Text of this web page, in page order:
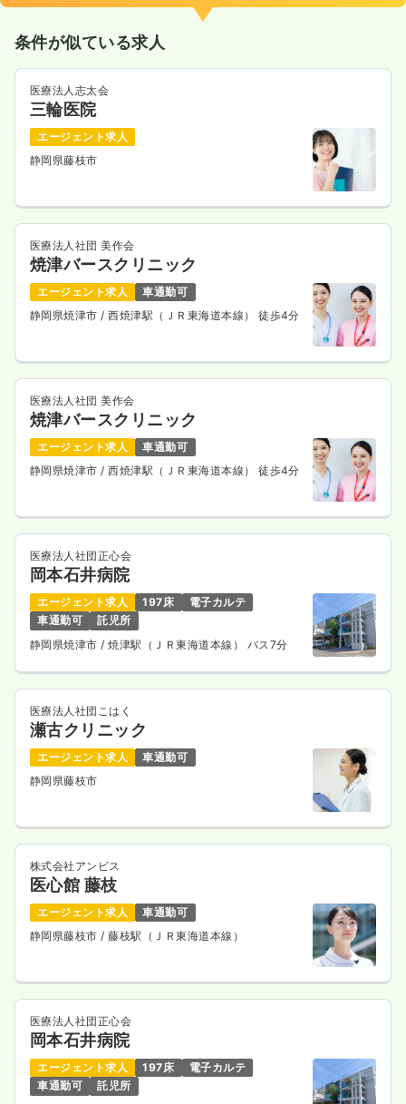
条件が似ている求人
医療法人志太会
三輪医院
エージェント求人
静岡県藤枝市
医療法人社団 美作会
焼津バースクリニック
エージェント求人
車通勤可
静岡県焼津市/ 西焼津駅（ＪＲ東海道本線） 徒歩4分
医療法人社団 美作会
焼津バースクリニック
エージェント求人
車通勤可
静岡県焼津市/ 西焼津駅（ＪＲ東海道本線） 徒歩4分
医療法人社団正心会
岡本石井病院
エージェント求人 197床
電子カルテ
車通勤可
託児所
静岡県焼津市 / 焼津駅（ＪＲ東海道本線） バス7分
医療法人社団こはく
瀬古クリニック
エージェント求人
車通勤可
静岡県藤枝市
株式会社アンビス
医心館 藤枝
エージェント求人
車通勤可
静岡県藤枝市/ 藤枝駅（ＪＲ東海道本線）
医療法人社団正心会
岡本石井病院
エージェント求人 197床
電子カルテ
車通勤可
託児所